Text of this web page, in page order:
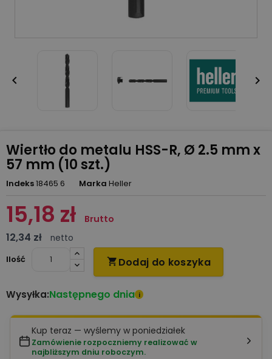
 
Wiertło do metalu HSS-R, Ø 2.5 mm x
57 mm (10 szt.)
Indeks18465 6 Marka Heller
15,18 zł Brutto
12,34 zł
netto
Ilość
 Dodaj do koszyka
Wysyłka:Następnego dnia i
Kup teraz — wyślemy w poniedziałek
Zamówienie rozpoczniemy realizować w
najbliższym dniu roboczym.